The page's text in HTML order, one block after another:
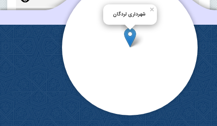
اجرای آسفالت خیابان حافظ شهر لردگان و معابر متصل به آن 1403/07/02
آسفالت کوچه های حافظ 8، 9 و 10 اجرا گردید.
ادامه احداث سرویس بهداشتی ضلع غربی چشمه برم لردگان 1403/07/01
یک مجموعه سرویس بهداشتی هشت چشمه ای در
چشمه برم در حال احداث است
شهرداری لردگان
×